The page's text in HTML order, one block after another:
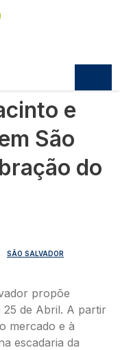
e música em São
e
São
do
SÃO SALVADOR
propõe
25 de Abril. A partir
mercado e à
escadaria da